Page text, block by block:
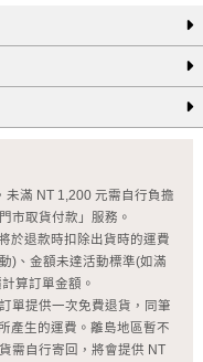
未滿 NT 1,200 元需自行負擔
市取貨付款」服務。
於退款時扣除出貨時的運費
)、金額未達活動標準(如滿
算訂單金額。
單提供一次免費退貨，同筆
產生的運費。離島地區暫不
需自行寄回，將會提供 NT